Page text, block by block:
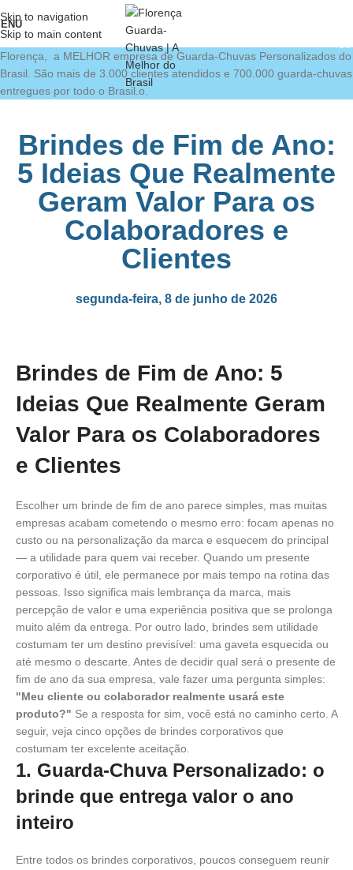
Skip to navigation
Skip to main content
Florença, a MELHOR empresa de Guarda-Chuvas Personalizados do
Brasil. São mais de 3.000 clientes atendidos e 700.000 guarda-chuvas
entregues por todo o Brasil.o.
Brindes de Fim de Ano:
5 Ideias Que Realmente
Geram Valor Para os
Colaboradores e
Clientes
segunda-feira, 8 de junho de 2026
Brindes de Fim de Ano: 5
Ideias Que Realmente Geram
Valor Para os Colaboradores
e Clientes
Escolher um brinde de fim de ano parece simples, mas muitas
empresas acabam cometendo o mesmo erro: focam apenas no
custo ou na personalização da marca e esquecem do principal
— a utilidade para quem vai receber. Quando um presente
corporativo é útil, ele permanece por mais tempo na rotina das
pessoas. Isso significa mais lembrança da marca, mais
percepção de valor e uma experiência positiva que se prolonga
muito além da entrega. Por outro lado, brindes sem utilidade
costumam ter um destino previsível: uma gaveta esquecida ou
até mesmo o descarte. Antes de decidir qual será o presente de
fim de ano da sua empresa, vale fazer uma pergunta simples:
"Meu cliente ou colaborador realmente usará este
produto?" Se a resposta for sim, você está no caminho certo. A
seguir, veja cinco opções de brindes corporativos que
costumam ter excelente aceitação.
1. Guarda-Chuva Personalizado: o
brinde que entrega valor o ano
inteiro
Entre todos os brindes corporativos, poucos conseguem reunir